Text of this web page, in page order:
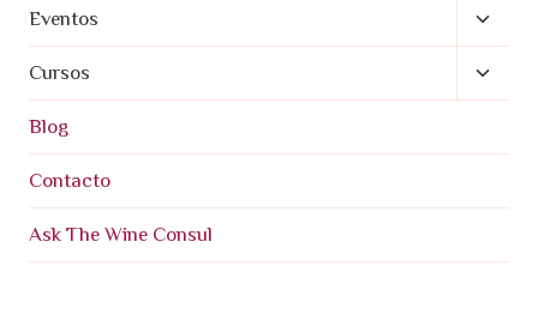
Eventos
Menú
Hijo
Cursos
Menú
Blog
Contacto
Ask The Wine Consul